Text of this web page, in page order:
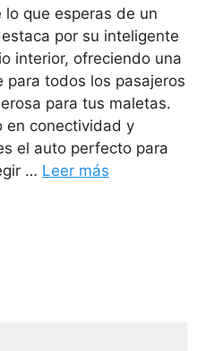
lo que esperas de un
por su inteligente
interior, ofreciendo una
para todos los pasajeros
para tus maletas.
en conectividad y
el auto perfecto para
… Leer más